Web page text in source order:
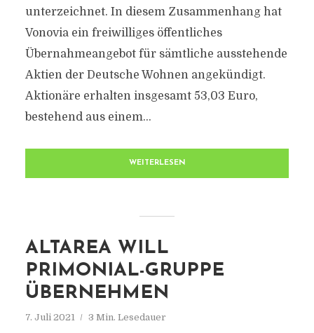
unterzeichnet. In diesem Zusammenhang hat
Vonovia ein freiwilliges öffentliches
Übernahmeangebot für sämtliche ausstehende
Aktien der Deutsche Wohnen angekündigt.
Aktionäre erhalten insgesamt 53,03 Euro,
bestehend aus einem...
WEITERLESEN
ALTAREA WILL
PRIMONIAL-GRUPPE
ÜBERNEHMEN
7. Juli 2021 3 Min. Lesedauer